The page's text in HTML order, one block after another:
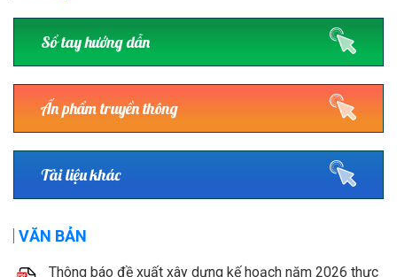
Sổ tay hướng dẫn
Ấn phẩm truyền thông
Tài liệu khác
VĂN BẢN
Thông báo đề xuất xây dựng kế hoạch năm 2026 thực